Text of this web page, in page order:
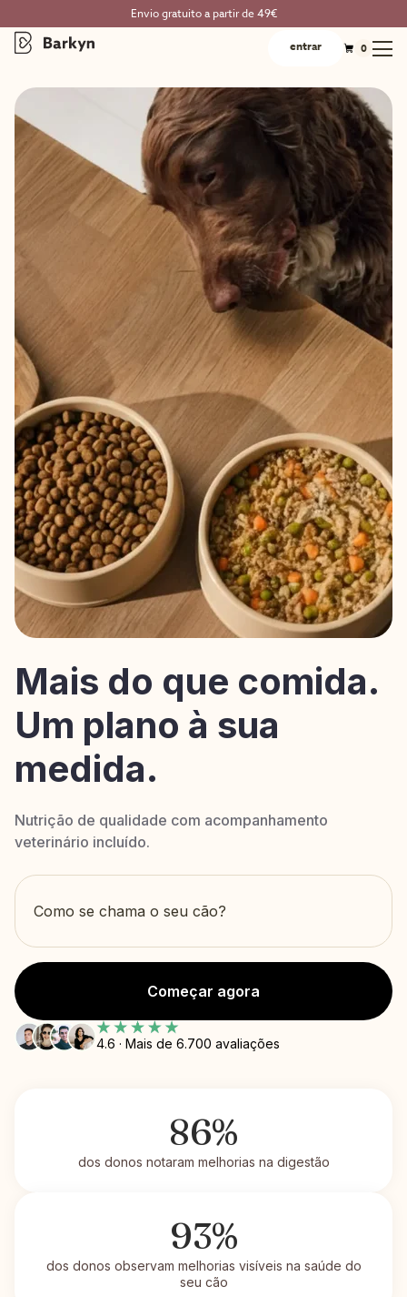
Envio gratuito a partir de 49€
entrar 0
Mais do que comida.
Um plano à sua
medida.
Nutrição de qualidade com acompanhamento
veterinário incluído.
Começar agora
4.6 · Mais de 6.700 avaliações
86%
dos donos notaram melhorias na digestão
93%
dos donos observam melhorias visíveis na saúde do
seu cão